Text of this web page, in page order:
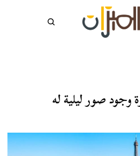
وجود صور ليلية له